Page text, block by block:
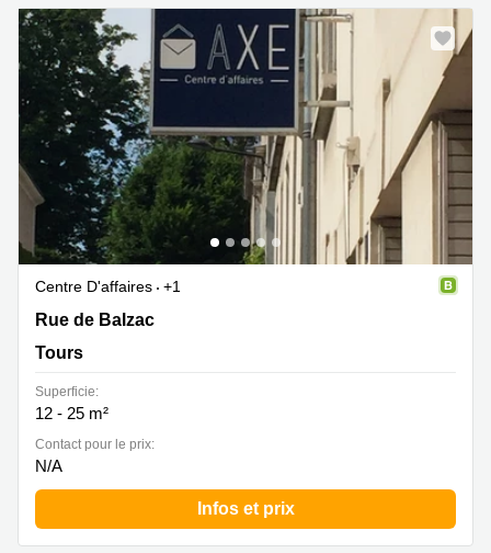
Centre D'affaires
+1
Rue de Balzac 8, Tours
Rue de Balzac
Tours
Superficie:
12 - 25 m²
Contact pour le prix:
N/A
Infos et prix